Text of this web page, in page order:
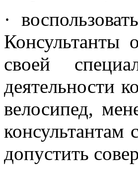
·
Консультанты
своей
деятельности
велосипед,
консультантам
допустить